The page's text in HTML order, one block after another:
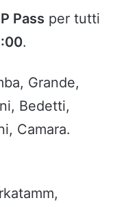
Pass per tutti
.
Grande,
Bedetti,
Camara.